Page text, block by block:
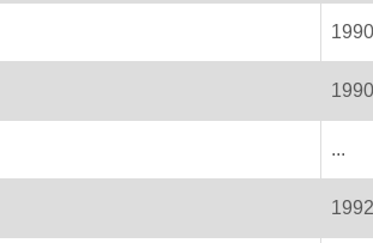
1990
1990
...
1992